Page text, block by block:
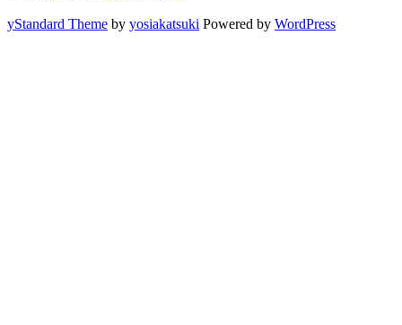
yStandard Theme by yosiakatsuki Powered by WordPress